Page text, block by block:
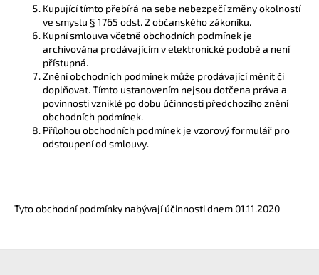
Kupující tímto přebírá na sebe nebezpečí změny okolností
ve smyslu § 1765 odst. 2 občanského zákoníku.
Kupní smlouva včetně obchodních podmínek je
archivována prodávajícím v elektronické podobě a není
přístupná.
Znění obchodních podmínek může prodávající měnit či
doplňovat. Tímto ustanovením nejsou dotčena práva a
povinnosti vzniklé po dobu účinnosti předchozího znění
obchodních podmínek.
Přílohou obchodních podmínek je vzorový formulář pro
odstoupení od smlouvy.
Tyto obchodní podmínky nabývají účinnosti dnem 01.11.2020